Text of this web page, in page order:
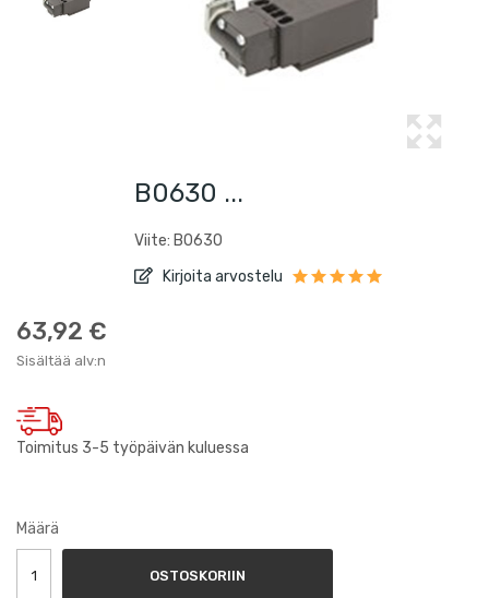
B0630 ...
Viite: B0630
Kirjoita arvostelu
63,92 €
Sisältää alv:n
Toimitus 3-5 työpäivän kuluessa
Määrä
OSTOSKORIIN